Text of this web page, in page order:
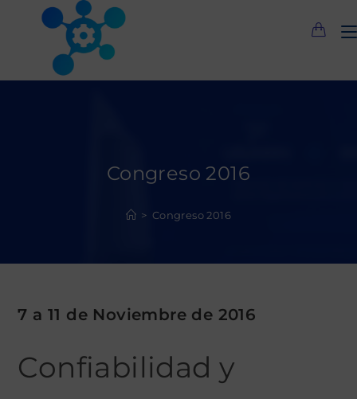
Congreso 2016
> Congreso 2016
7 a 11 de Noviembre de 2016
Confiabilidad y